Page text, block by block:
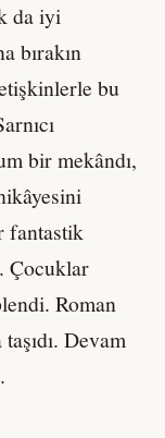
da iyi
bırakın
bu
bir mekândı,
fantastik
Çocuklar
Roman
Devam